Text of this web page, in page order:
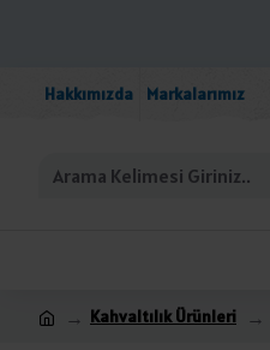
Hakkımızda Markalarımız
Kahvaltılık Ürünleri